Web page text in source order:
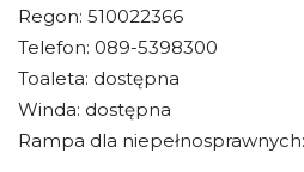
Regon: 510022366
Telefon: 089-5398300
Toaleta: dostępna
Winda: dostępna
Rampa dla